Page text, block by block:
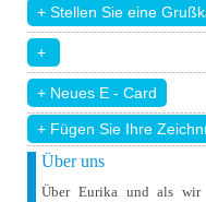
+ Fügen Sie Ihre
Über uns
Über Eurika und als wir